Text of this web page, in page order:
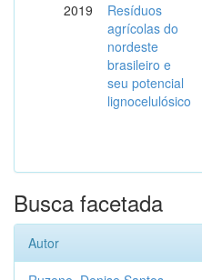
2019
Resíduos
agrícolas do
nordeste
brasileiro e
seu potencial
lignocelulósico
Busca facetada
Autor